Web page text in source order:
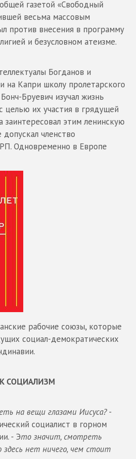
газетой «Свободный
весьма массовым
против внесения в программу
и безусловном атеизме.
Богданов и
на Капри школу пролетарского
Бруевич изучал жизнь
целью их участия в грядущей
этим ленинскую
членство
Одновременно в Европе
рабочие союзы, которые
социал-демократических
СОЦИАЛИЗМ
на вещи глазами Иисуса?-
социалист в горном
- Это значит, смотреть
здесь нет ничего, чем стоит